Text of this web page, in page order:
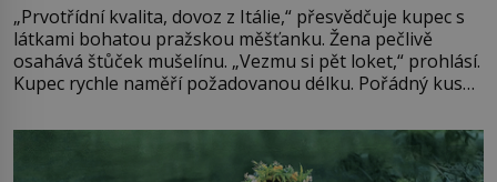
„Prvotřídní kvalita, dovoz z Itálie,“ přesvědčuje kupec s
látkami bohatou pražskou měšťanku. Žena pečlivě
osahává štůček mušelínu. „Vezmu si pět loket,“ prohlásí.
Kupec rychle naměří požadovanou délku. Pořádný kus
milostpaní. Stačí jenom na sukni,“ zhodnotí švadlena
množství růžového mušelínu. „Ošidili vás, podívejte.“